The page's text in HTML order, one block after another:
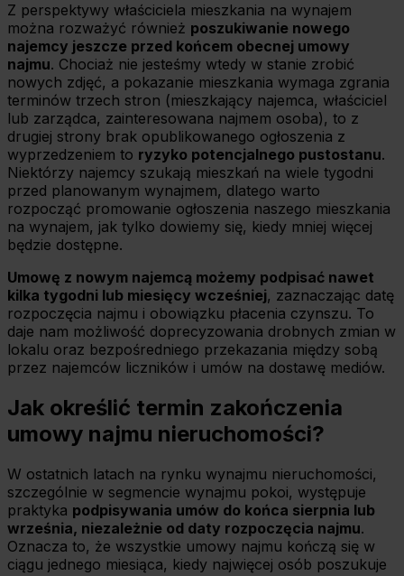
Z perspektywy właściciela mieszkania na wynajem
można rozważyć również poszukiwanie nowego
najemcy jeszcze przed końcem obecnej umowy
najmu. Chociaż nie jesteśmy wtedy w stanie zrobić
nowych zdjęć, a pokazanie mieszkania wymaga zgrania
terminów trzech stron (mieszkający najemca, właściciel
lub zarządca, zainteresowana najmem osoba), to z
drugiej strony brak opublikowanego ogłoszenia z
wyprzedzeniem to ryzyko potencjalnego pustostanu.
Niektórzy najemcy szukają mieszkań na wiele tygodni
przed planowanym wynajmem, dlatego warto
rozpocząć promowanie ogłoszenia naszego mieszkania
na wynajem, jak tylko dowiemy się, kiedy mniej więcej
będzie dostępne.
Umowę z nowym najemcą możemy podpisać nawet
kilka tygodni lub miesięcy wcześniej, zaznaczając datę
rozpoczęcia najmu i obowiązku płacenia czynszu. To
daje nam możliwość doprecyzowania drobnych zmian w
lokalu oraz bezpośredniego przekazania między sobą
przez najemców liczników i umów na dostawę mediów.
Jak określić termin zakończenia
umowy najmu nieruchomości?
W ostatnich latach na rynku wynajmu nieruchomości,
szczególnie w segmencie wynajmu pokoi, występuje
praktyka podpisywania umów do końca sierpnia lub
września, niezależnie od daty rozpoczęcia najmu.
Oznacza to, że wszystkie umowy najmu kończą się w
ciągu jednego miesiąca, kiedy najwięcej osób poszukuje